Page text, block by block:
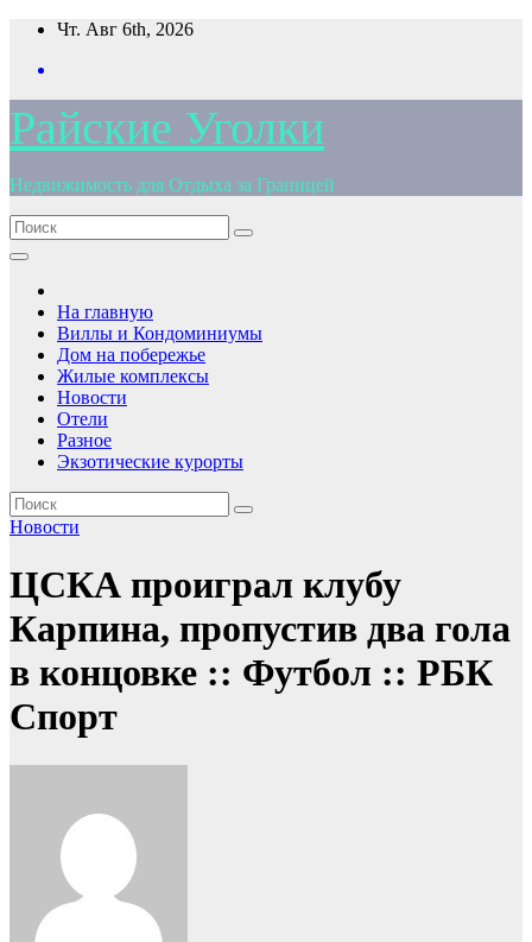
Перейти
содержимому
Чт. Авг 6th, 2026
Райские Уголки
Недвижимость для Отдыха за Границей
На главную
Виллы и Кондоминиумы
Дом на побережье
Жилые комплексы
Новости
Отели
Разное
Экзотические курорты
Новости
ЦСКА проиграл клубу
Карпина, пропустив два гола
в концовке :: Футбол :: РБК
Спорт